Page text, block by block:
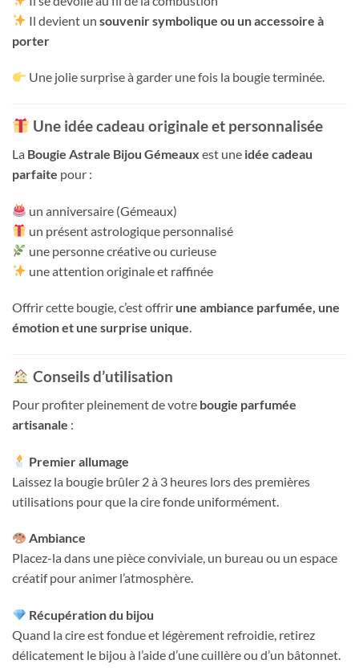
Il devient unsouvenir symbolique ou un accessoire à
porter
Une jolie surprise à garder une fois la bougie terminée.
Une idée cadeau originale et personnalisée
La Bougie Astrale Bijou Gémeaux est une idée cadeau
parfaite pour :
un anniversaire (Gémeaux)
un présent astrologique personnalisé
une personne créative ou curieuse
une attention originale et raffinée
Offrir cette bougie, c’est offrir une ambiance parfumée, une
émotion et une surprise unique.
Conseils d’utilisation
Pour profiter pleinement de votre bougie parfumée
artisanale :
Premier allumage
Laissez la bougie brûler 2 à 3 heures lors des premières
utilisations pour que la cire fonde uniformément.
Ambiance
Placez-la dans une pièce conviviale, un bureau ou un espace
créatif pour animer l’atmosphère.
Récupération du bijou
Quand la cire est fondue et légèrement refroidie, retirez
délicatement le bijou à l’aide d’une cuillère ou d’un bâtonnet.